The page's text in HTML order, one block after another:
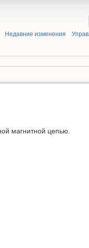
Недавние изменения
магнитной цепью.